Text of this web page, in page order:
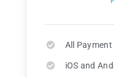
All
iOS and